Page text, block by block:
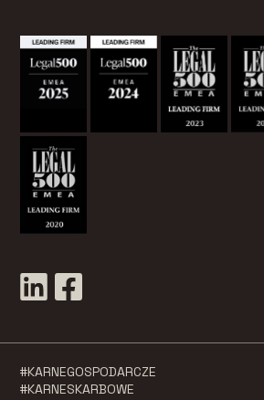
#KARNEGOSPODARCZE
#KARNESKARBOWE